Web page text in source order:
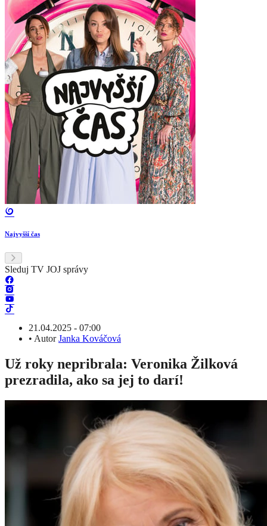
Najvyšší čas
Sleduj TV JOJ správy
21.04.2025 - 07:00
• AutorJanka Kováčová
Už roky nepribrala: Veronika Žilková
prezradila, ako sa jej to darí!